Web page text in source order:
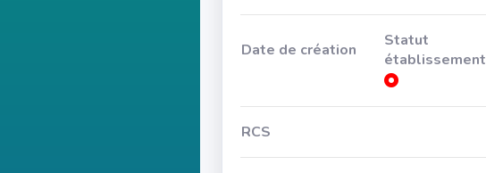
Date de création
Statut
établissement
RCS